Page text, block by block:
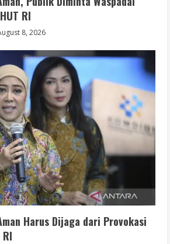
RI
8, 2026
Harus Dijaga dari Provokasi